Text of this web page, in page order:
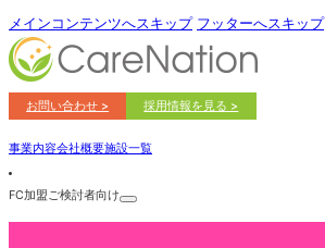
メインコンテンツへスキップ フッターへスキップ
お問い合わせ > 採用情報を見る >
事業内容会社概要施設一覧
FC加盟ご検討者向け